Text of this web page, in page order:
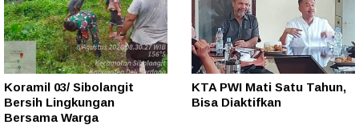
Koramil 03/ Sibolangit
Bersih Lingkungan
Bersama Warga
KTA PWI Mati Satu Tahun,
Bisa Diaktifkan